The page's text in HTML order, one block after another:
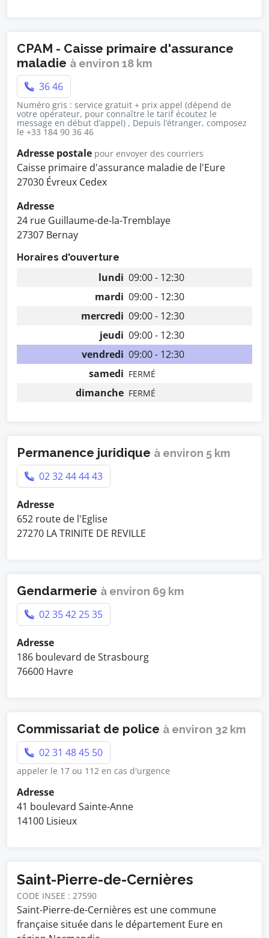
CPAM - Caisse primaire d'assurance
maladie à environ 18 km
36 46
Numéro gris : service gratuit + prix appel (dépend de
votre opérateur, pour connaître le tarif écoutez le
message en début d’appel) , Depuis l’étranger, composez
le +33 184 90 36 46
Adresse postale pour envoyer des courriers
Caisse primaire d'assurance maladie de l'Eure
27030 Évreux Cedex
Adresse
24 rue Guillaume-de-la-Tremblaye
27307 Bernay
Horaires d'ouverture
lundi 09:00 - 12:30
mardi 09:00 - 12:30
mercredi 09:00 - 12:30
jeudi 09:00 - 12:30
vendredi 09:00 - 12:30
samedi FERMÉ
dimanche FERMÉ
Permanence juridique à environ 5 km
02 32 44 44 43
Adresse
652 route de l'Eglise
27270 LA TRINITE DE REVILLE
Gendarmerie à environ 69 km
02 35 42 25 35
Adresse
186 boulevard de Strasbourg
76600 Havre
Commissariat de police à environ 32 km
02 31 48 45 50
appeler le 17 ou 112 en cas d'urgence
Adresse
41 boulevard Sainte-Anne
14100 Lisieux
Saint-Pierre-de-Cernières
CODE INSEE : 27590
Saint-Pierre-de-Cernières est une commune
française située dans le département Eure en